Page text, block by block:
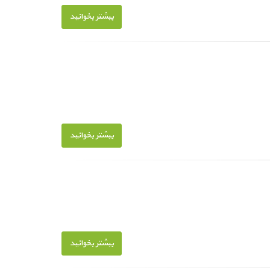
بیشتر بخوانید
بیشتر بخوانید
بیشتر بخوانید